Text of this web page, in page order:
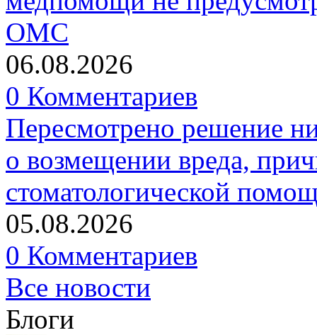
ОМС
06.08.2026
0 Комментариев
Пересмотрено решение
о возмещении вреда,
стоматологической
05.08.2026
0 Комментариев
Все новости
Блоги